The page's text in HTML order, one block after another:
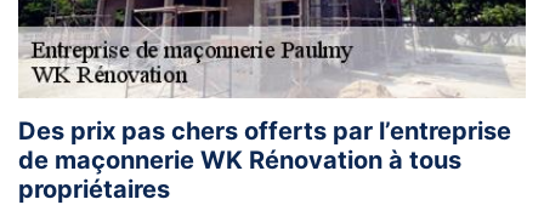
Des prix pas chers offerts par l’entreprise
de maçonnerie WK Rénovation à tous
propriétaires